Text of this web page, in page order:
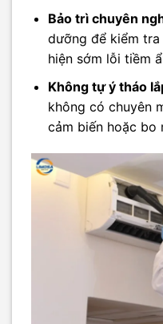
Bảo trì chuyên
dưỡng để kiểm
hiện sớm lỗi tiềm
Không tự ý tháo
không có chuyên
cảm biến hoặc bo